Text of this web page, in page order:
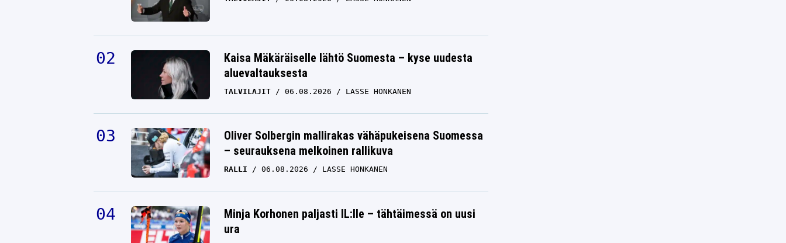
Kaisa Mäkäräiselle lähtö Suomesta – kyse uudesta
aluevaltauksesta
TALVILAJIT 06.08.2026 LASSE HONKANEN
Oliver Solbergin mallirakas vähäpukeisena Suomessa
– seurauksena melkoinen rallikuva
RALLI 06.08.2026 LASSE HONKANEN
Minja Korhonen paljasti IL:lle – tähtäimessä on uusi
ura